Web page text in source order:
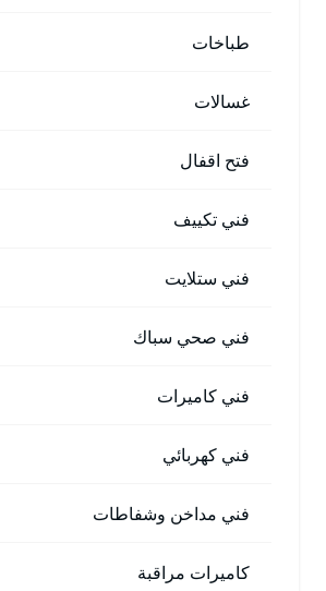
طباخات
غسالات
فتح اقفال
فني تكييف
فني ستلايت
فني صحي سباك
فني كاميرات
فني كهربائي
فني مداخن وشفاطات
كاميرات مراقبة